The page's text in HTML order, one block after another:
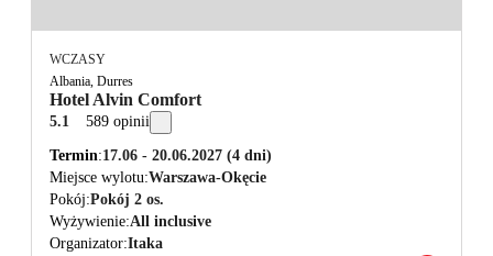
WCZASY
Albania, Durres
Hotel Alvin Comfort
5.1 589 opinii
Termin 17.06 - 20.06.2027 (4 dni)
Miejsce wylotu Warszawa-Okęcie
Pokój Pokój 2 os.
Wyżywienie All inclusive
Organizator Itaka